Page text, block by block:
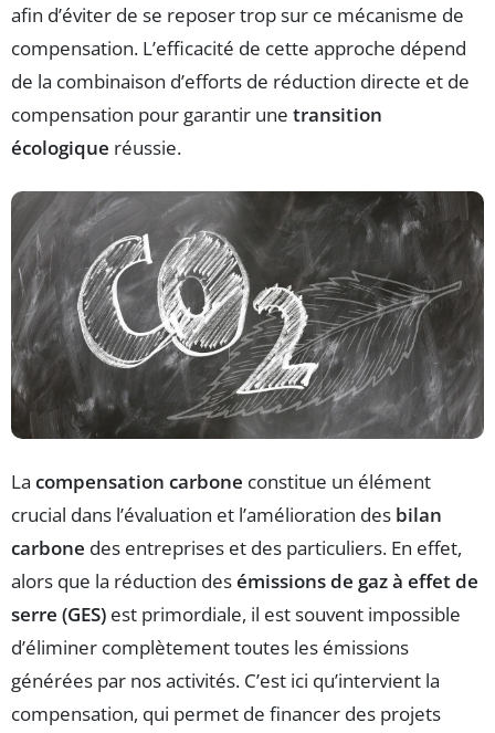
afin d’éviter de se reposer trop sur ce mécanisme de
compensation. L’efficacité de cette approche dépend
de la combinaison d’efforts de réduction directe et de
compensation pour garantir une transition
écologique réussie.
La compensation carbone constitue un élément
crucial dans l’évaluation et l’amélioration des bilan
carbone des entreprises et des particuliers. En effet,
alors que la réduction desémissions de gaz à effet de
serre (GES) est primordiale, il est souvent impossible
d’éliminer complètement toutes les émissions
générées par nos activités. C’est ici qu’intervient la
compensation, qui permet de financer des projets